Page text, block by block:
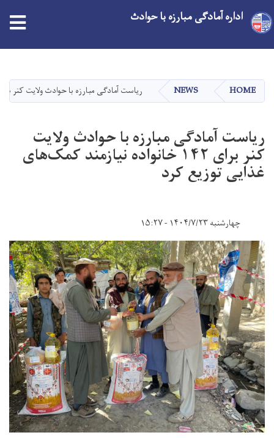
main
content
اداره آمادگی مبارزه با حوادث
HOME
NEWS ریاست آمادگی مبارزه با حوادث ولایت کنر برای ۱۴۲ خانواده نیازمند کمک‌های غذایی
ریاست آمادگی مبارزه با حوادث ولایت
کنر برای ۱۴۲ خانواده نیازمند کمک‌های
غذایی توزیع کرد
چهارشنبه ۱۴۰۴/۷/۲۳ - ۱۵:۲۷